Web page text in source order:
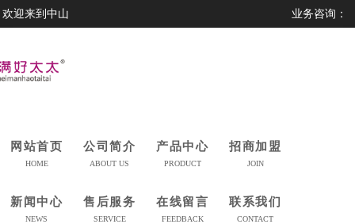
欢迎来到中山
科技有限公司
业务咨询：
网站首页
HOME
公司简介
ABOUT US
产品中心
PRODUCT
招商加盟
JOIN
新闻中心
NEWS
售后服务
SERVICE
在线留言
FEEDBACK
联系我们
CONTACT